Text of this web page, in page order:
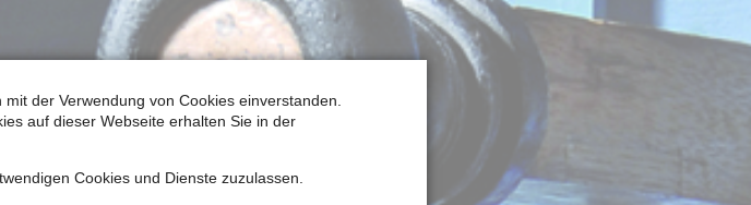
der
in
der Verwendung von Cookies einverstanden.
auf dieser Webseite erhalten Sie in der
Cookies und Dienste zuzulassen.